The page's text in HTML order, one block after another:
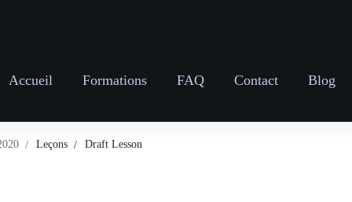
Accueil Formations FAQ Contact Blog
Leçons Draft Lesson